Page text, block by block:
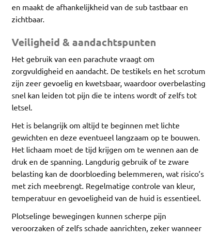
en maakt de afhankelijkheid van de sub tastbaar en
zichtbaar.
Veiligheid & aandachtspunten
Het gebruik van een parachute vraagt om
zorgvuldigheid en aandacht. De testikels en het scrotum
zijn zeer gevoelig en kwetsbaar, waardoor overbelasting
snel kan leiden tot pijn die te intens wordt of zelfs tot
letsel.
Het is belangrijk om altijd te beginnen met lichte
gewichten en deze eventueel langzaam op te bouwen.
Het lichaam moet de tijd krijgen om te wennen aan de
druk en de spanning. Langdurig gebruik of te zware
belasting kan de doorbloeding belemmeren, wat risico’s
met zich meebrengt. Regelmatige controle van kleur,
temperatuur en gevoeligheid van de huid is essentieel.
Plotselinge bewegingen kunnen scherpe pijn
veroorzaken of zelfs schade aanrichten, zeker wanneer